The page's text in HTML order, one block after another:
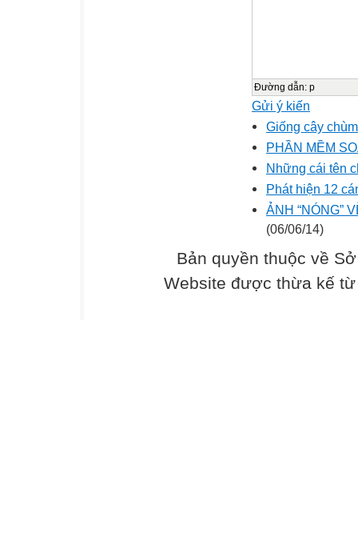
Đường dẫn: p
Gửi ý kiến
Giống cây
PHẦN MỀM
Những cái tên
Phát hiện 12
ẢNH “NÓNG”
(06/06/14)
Bản quyền thuộc về
Website được thừa kế